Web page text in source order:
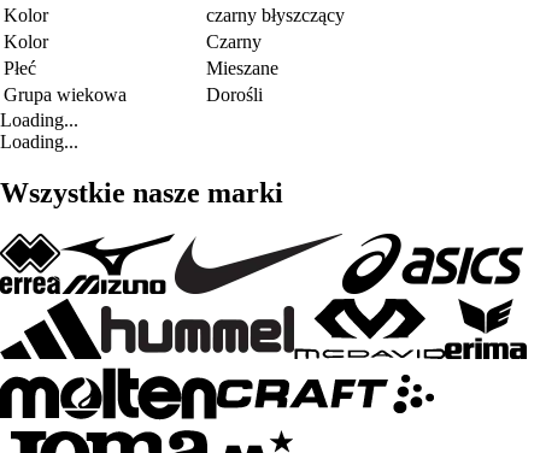
Kolor
czarny błyszczący
Kolor
Czarny
Płeć
Mieszane
Grupa wiekowa
Dorośli
Loading...
Loading...
Wszystkie nasze marki